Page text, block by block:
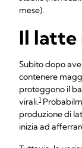
mese).
Il latte
Subito dopo
contenere
proteggono il
virali.1
produzione di
inizia ad